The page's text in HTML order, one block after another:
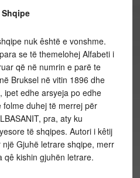
nuk êshtë e vonshme.
se të themelohej Alfabeti i
që në numrin e parë te
Bruksel në vitin 1896 dhe
ipet edhe arsyeja po edhe
duhej të merrej për
pra, aty ku
të shqipes. Autori i kêtij
Gjuhë letrare shqipe, merr
qê kishin gjuhën letrare.